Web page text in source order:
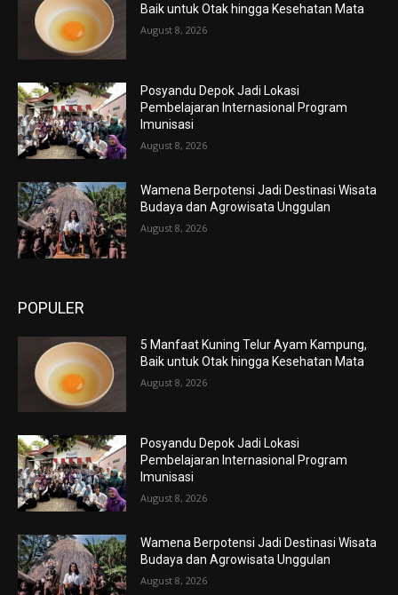
Baik untuk Otak hingga Kesehatan Mata
August 8, 2026
Posyandu Depok Jadi Lokasi
Pembelajaran Internasional Program
Imunisasi
August 8, 2026
Wamena Berpotensi Jadi Destinasi Wisata
Budaya dan Agrowisata Unggulan
August 8, 2026
POPULER
5 Manfaat Kuning Telur Ayam Kampung,
Baik untuk Otak hingga Kesehatan Mata
August 8, 2026
Posyandu Depok Jadi Lokasi
Pembelajaran Internasional Program
Imunisasi
August 8, 2026
Wamena Berpotensi Jadi Destinasi Wisata
Budaya dan Agrowisata Unggulan
August 8, 2026